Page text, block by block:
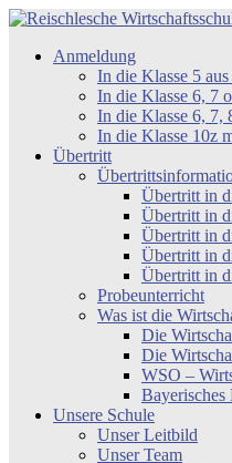
Zum
springen
Reischlesche
Wirtschaftsschule
Anmeldung
In die Klasse 5
In die Klasse 6, 7
In die Klasse 6, 7,
In die Klasse 10z
Übertritt
Übertritt in
Übertritt in
Übertritt in
Übertritt in
Übertritt in
Probeunterricht
Was ist die
Die
Die
WSO –
Unsere Schule
Unser Leitbild
Unser Team